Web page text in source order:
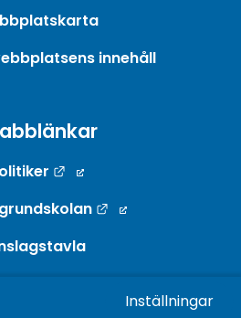
innehåll
Länk till annan
Länk till annan
Inställningar